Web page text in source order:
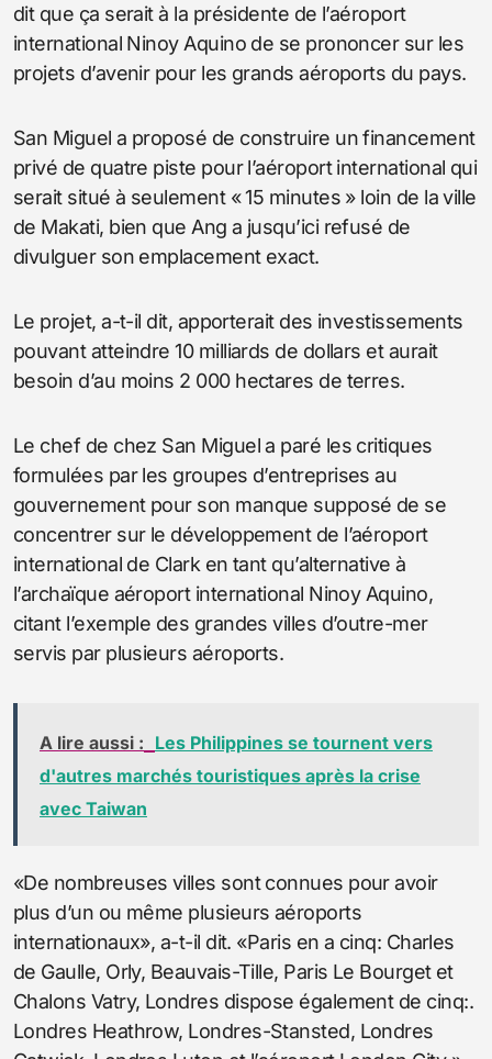
dit que ça serait à la présidente de l’aéroport
international Ninoy Aquino de se prononcer sur les
projets d’avenir pour les grands aéroports du pays.
San Miguel a proposé de construire un financement
privé de quatre piste pour l’aéroport international qui
serait situé à seulement « 15 minutes » loin de la ville
de Makati, bien que Ang a jusqu’ici refusé de
divulguer son emplacement exact.
Le projet, a-t-il dit, apporterait des investissements
pouvant atteindre 10 milliards de dollars et aurait
besoin d’au moins 2 000 hectares de terres.
Le chef de chez San Miguel a paré les critiques
formulées par les groupes d’entreprises au
gouvernement pour son manque supposé de se
concentrer sur le développement de l’aéroport
international de Clark en tant qu’alternative à
l’archaïque aéroport international Ninoy Aquino,
citant l’exemple des grandes villes d’outre-mer
servis par plusieurs aéroports.
A lire aussi : Les Philippines se tournent vers
d'autres marchés touristiques après la crise
avec Taiwan
«De nombreuses villes sont connues pour avoir
plus d’un ou même plusieurs aéroports
internationaux», a-t-il dit. «Paris en a cinq: Charles
de Gaulle, Orly, Beauvais-Tille, Paris Le Bourget et
Chalons Vatry, Londres dispose également de cinq:.
Londres Heathrow, Londres-Stansted, Londres